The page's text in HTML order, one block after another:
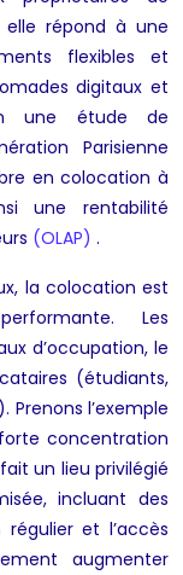
elle répond à une
flexibles et
digitaux et
une étude de
Parisienne
en colocation à
une rentabilité
(OLAP) .
la colocation est
Les
d’occupation, le
(étudiants,
l’exemple
concentration
un lieu privilégié
incluant des
et l’accès
augmenter